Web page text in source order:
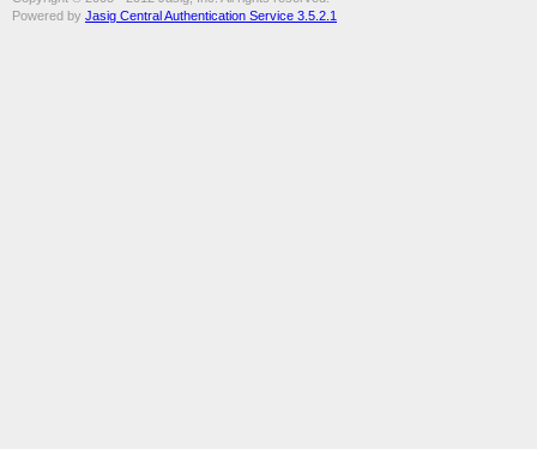
Powered by Jasig Central Authentication Service 3.5.2.1